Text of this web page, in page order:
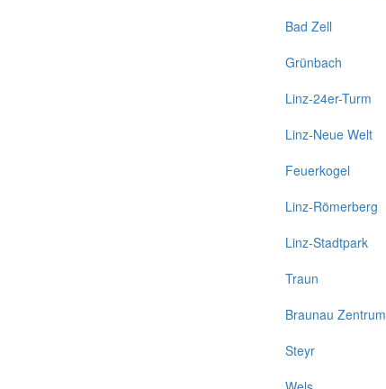
Bad Zell
Grünbach
Linz-24er-Turm
Linz-Neue Welt
Feuerkogel
Linz-Römerberg
Linz-Stadtpark
Traun
Braunau Zentrum
Steyr